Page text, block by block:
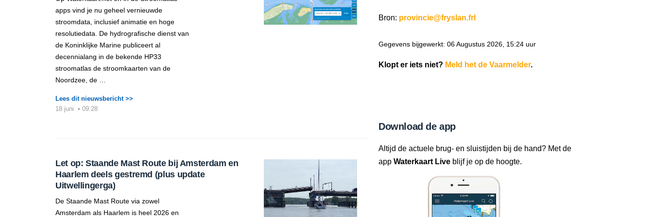
apps vind je nu geheel vernieuwde
stroomdata, inclusief animatie en hoge
resolutiedata. De hydrografische dienst van
de Koninklijke Marine publiceert al
decennialang in de bekende HP33
stroomatlas de stroomkaarten van de
Noordzee, de …
Lees dit nieuwsbericht >>
18 juni • 09:28
Let op: Staande Mast Route bij Amsterdam en
Haarlem deels gestremd (plus update
Uitwellingerga)
De Staande Mast Route via zowel
Amsterdam als Haarlem is heel 2026 en
Bron: provincie@fryslan.frl
Gegevens bijgewerkt: 06 Augustus 2026, 15:24 uur
Klopt er iets niet? Meld het de Vaarmelder.
Download de app
Altijd de actuele brug- en sluistijden bij de hand? Met de
app Waterkaart Live blijf je op de hoogte.